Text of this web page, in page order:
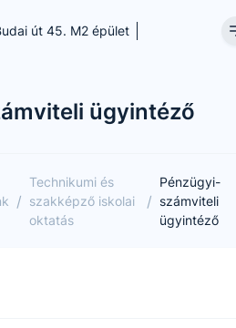
út 45. M2 épület
ügyintéző
/
Technikumi és
szakképző iskolai
oktatás
/
Pénzügyi-
számviteli
ügyintéző